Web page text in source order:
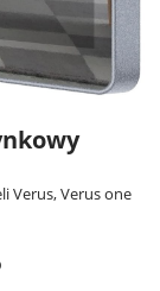
Verus, Verus one